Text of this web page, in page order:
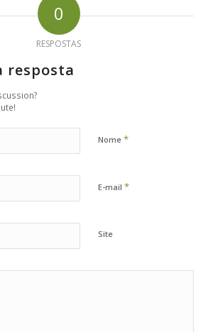
0
RESPOSTAS
resposta
Nome *
E-mail *
Site